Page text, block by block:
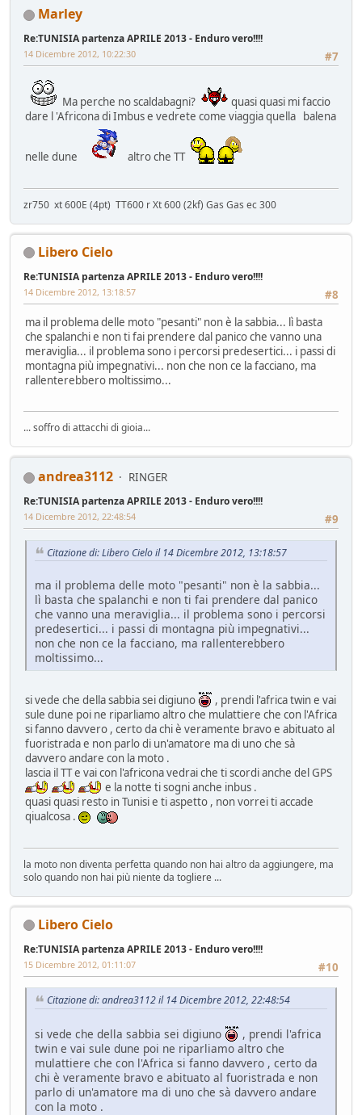
Marley
Re:TUNISIA partenza APRILE 2013 - Enduro vero!!!!
#7
14 Dicembre 2012, 10:22:30
Ma perche no scaldabagni?
quasi quasi mi faccio
dare l 'Africona di Imbus e vedrete come viaggia quella balena
nelle dune altro che TT
zr750 xt 600E (4pt) TT600 r Xt 600 (2kf) Gas Gas ec 300
Libero Cielo
Re:TUNISIA partenza APRILE 2013 - Enduro vero!!!!
#8
14 Dicembre 2012, 13:18:57
ma il problema delle moto "pesanti" non è la sabbia... lì basta
che spalanchi e non ti fai prendere dal panico che vanno una
meraviglia... il problema sono i percorsi predesertici... i passi di
montagna più impegnativi... non che non ce la facciano, ma
rallenterebbero moltissimo...
... soffro di attacchi di gioia...
andrea3112 RINGER
Re:TUNISIA partenza APRILE 2013 - Enduro vero!!!!
#9
14 Dicembre 2012, 22:48:54
Citazione di: Libero Cielo il 14 Dicembre 2012, 13:18:57
ma il problema delle moto "pesanti" non è la sabbia...
lì basta che spalanchi e non ti fai prendere dal panico
che vanno una meraviglia... il problema sono i percorsi
predesertici... i passi di montagna più impegnativi...
non che non ce la facciano, ma rallenterebbero
moltissimo...
si vede che della sabbia sei digiuno
, prendi l'africa twin e vai
sule dune poi ne riparliamo altro che mulattiere che con l'Africa
si fanno davvero , certo da chi è veramente bravo e abituato al
fuoristrada e non parlo di un'amatore ma di uno che sà
davvero andare con la moto .
lascia il TT e vai con l'africona vedrai che ti scordi anche del GPS
e la notte ti sogni anche inbus .
quasi quasi resto in Tunisi e ti aspetto , non vorrei ti accade
qiualcosa .
la moto non diventa perfetta quando non hai altro da aggiungere, ma
solo quando non hai più niente da togliere ...
Libero Cielo
Re:TUNISIA partenza APRILE 2013 - Enduro vero!!!!
#10
15 Dicembre 2012, 01:11:07
Citazione di: andrea3112 il 14 Dicembre 2012, 22:48:54
si vede che della sabbia sei digiuno
, prendi l'africa
twin e vai sule dune poi ne riparliamo altro che
mulattiere che con l'Africa si fanno davvero , certo da
chi è veramente bravo e abituato al fuoristrada e non
parlo di un'amatore ma di uno che sà davvero andare
con la moto .